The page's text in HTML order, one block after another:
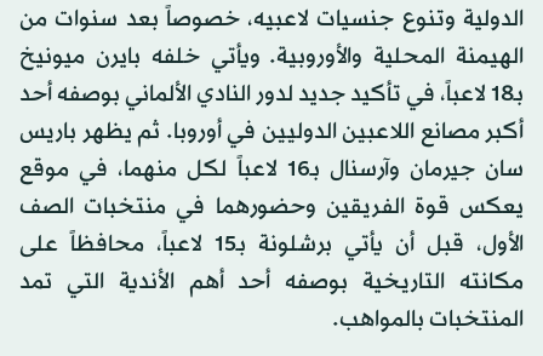
الدولية وتنوع جنسيات لاعبيه، خصوصاً بعد سنوات من
الهيمنة المحلية والأوروبية. ويأتي خلفه بايرن ميونيخ
بـ18 لاعباً، في تأكيد جديد لدور النادي الألماني بوصفه أحد
أكبر مصانع اللاعبين الدوليين في أوروبا. ثم يظهر باريس
سان جيرمان وآرسنال بـ16 لاعباً لكل منهما، في موقع
يعكس قوة الفريقين وحضورهما في منتخبات الصف
الأول، قبل أن يأتي برشلونة بـ15 لاعباً، محافظاً على
مكانته التاريخية بوصفه أحد أهم الأندية التي تمد
المنتخبات بالمواهب.